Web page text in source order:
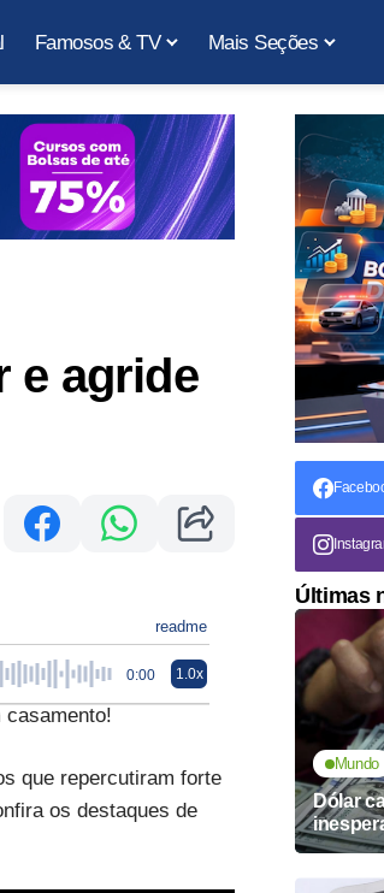
Famosos & TV Mais Seções
e agride
readme
0:00 1.0x
casamento!
que repercutiram forte
os destaques de
Últimas
Mundo
Dólar